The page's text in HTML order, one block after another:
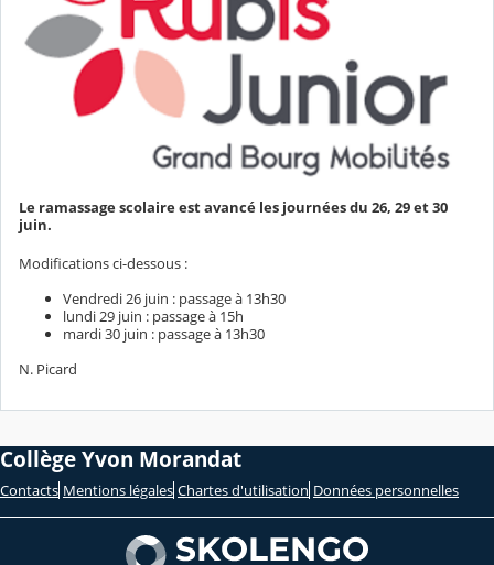
Le ramassage scolaire est avancé les journées du 26, 29 et 30
juin.
Modifications ci-dessous :
Vendredi 26 juin : passage à 13h30
lundi 29 juin : passage à 15h
mardi 30 juin : passage à 13h30
N. Picard
Collège Yvon Morandat
Contacts Mentions légales Chartes d'utilisation Données personnelles